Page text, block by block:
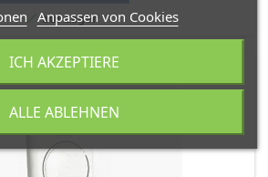
auf Lager
Anpassen von Cookies
ALLE ABLEHNEN
ICH AKZEPTIERE